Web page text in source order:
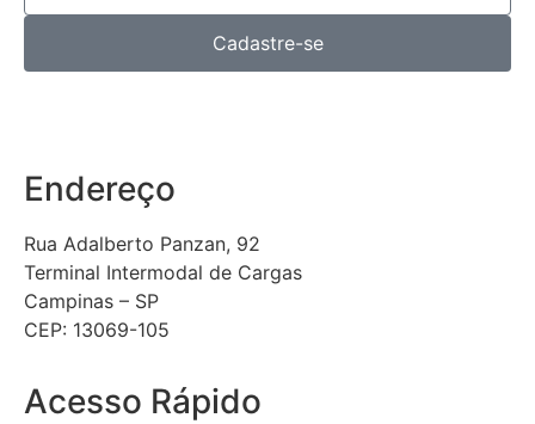
Cadastre-se
Endereço
Rua Adalberto Panzan, 92
Terminal Intermodal de Cargas
Campinas – SP
CEP: 13069-105
Acesso Rápido